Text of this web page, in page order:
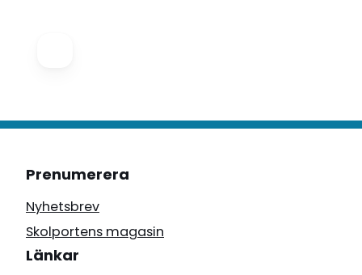
Prenumerera
Nyhetsbrev
Skolportens magasin
Länkar